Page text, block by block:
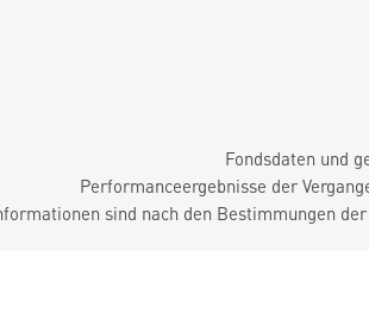
Fondsdaten und
Performanceergebnisse der
sind nach den Bestimmungen